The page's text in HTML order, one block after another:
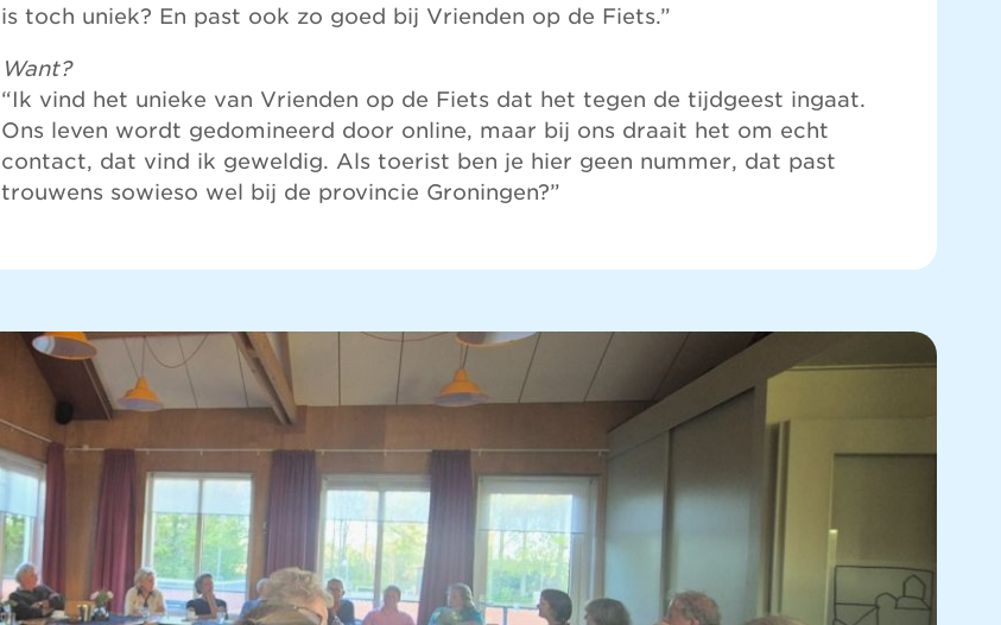
is toch uniek? En past ook zo goed bij Vrienden op de Fiets.”
Want?
“Ik vind het unieke van Vrienden op de Fiets dat het tegen de tijdgeest ingaat.
Ons leven wordt gedomineerd door online, maar bij ons draait het om echt
contact, dat vind ik geweldig. Als toerist ben je hier geen nummer, dat past
trouwens sowieso wel bij de provincie Groningen?”